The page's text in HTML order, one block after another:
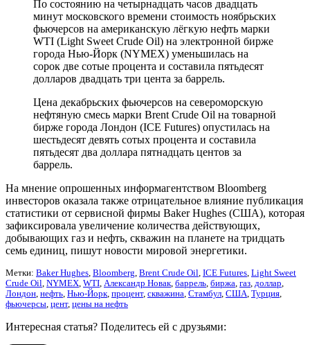
По состоянию на четырнадцать часов двадцать
минут московского времени стоимость ноябрьских
фьючерсов на американскую лёгкую нефть марки
WTI (Light Sweet Crude Oil) на электронной бирже
города Нью-Йорк (NYMEX) уменьшилась на
сорок две сотые процента и составила пятьдесят
долларов двадцать три цента за баррель.
Цена декабрьских фьючерсов на североморскую
нефтяную смесь марки Brent Crude Oil на товарной
бирже города Лондон (ICE Futures) опустилась на
шестьдесят девять сотых процента и составила
пятьдесят два доллара пятнадцать центов за
баррель.
На мнение опрошенных информагентством Bloomberg
инвесторов оказала также отрицательное влияние публикация
статистики от сервисной фирмы Baker Hughes (США), которая
зафиксировала увеличение количества действующих,
добывающих газ и нефть, скважин на планете на тридцать
семь единиц, пишут новости мировой энергетики.
Метки: Baker Hughes, Bloomberg, Brent Crude Oil, ICE Futures, Light Sweet
Crude Oil, NYMEX, WTI, Александр Новак, баррель, биржа, газ, доллар,
Лондон, нефть, Нью-Йорк, процент, скважина, Стамбул, США, Турция,
фьючерсы, цент, цены на нефть
Интересная статья? Поделитесь ей с друзьями: